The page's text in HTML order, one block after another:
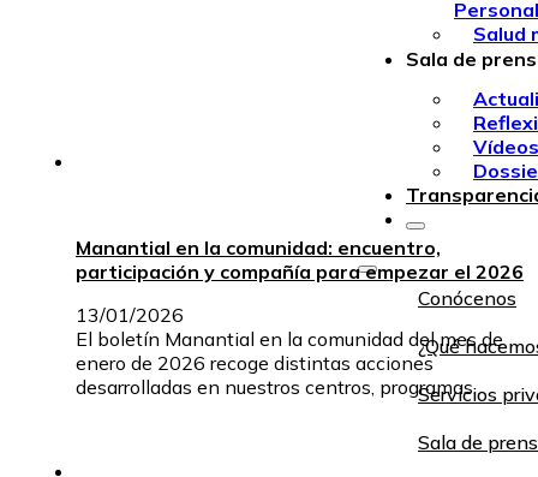
Personal
Salud
Sala de
Vídeos
Conócenos
¿Qué
Servicios
Sala de
Manantial en la comunidad: encuentro,
participación y compañía para empezar el 2026
13/01/2026
El boletín Manantial en la comunidad del mes de
enero de 2026 recoge distintas acciones
desarrolladas en nuestros centros, programas…